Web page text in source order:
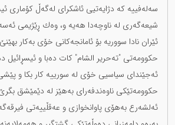
سەلەفییە كە دژایەتیی ئاشکرای لەگەڵ كۆماری
شیعەگەری لە ناوچەدا هەیە و، وەك ڕێژیمی
ئێران نادا سووریە بۆ ئامانجەكانی خۆی بەكار
حكوومەتی "تەحریر الشام" کات دەبا و ئیسڕائیل
ئەجێندای سیاسیی خۆی لە سورییە كار بكا و
حكوومەتێكی ناوەندفەرای بەهێز لە دێمێشق
ئەلشەرع بەهۆی پاوانخوازی و عەقڵییەتی